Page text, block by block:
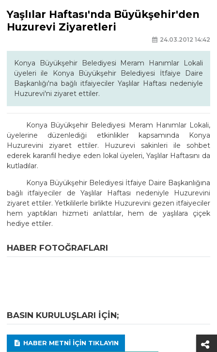
Yaşlılar Haftası'nda Büyükşehir'den
Huzurevi Ziyaretleri
24.03.2012 14:42
Konya Büyükşehir Belediyesi Meram Hanımlar Lokali
üyeleri ile Konya Büyükşehir Belediyesi İtfaiye Daire
Başkanlığı'na bağlı itfaiyeciler Yaşlılar Haftası nedeniyle
Huzurevi'ni ziyaret ettiler.
Konya Büyükşehir Belediyesi Meram Hanımlar Lokali,
üyelerine düzenlediği etkinlikler kapsamında Konya
Huzurevini ziyaret ettiler. Huzurevi sakinleri ile sohbet
ederek karanfil hediye eden lokal üyeleri, Yaşlılar Haftasını da
kutladılar.
Konya Büyükşehir Belediyesi İtfaiye Daire Başkanlığına
bağlı itfaiyeciler de Yaşlılar Haftası nedeniyle Huzurevini
ziyaret ettiler. Yetkililerle birlikte Huzurevini gezen itfaiyeciler
hem yaptıkları hizmeti anlattılar, hem de yaşlılara çiçek
hediye ettiler.
HABER FOTOĞRAFLARI
BASIN KURULUŞLARI IÇIN;
HABER METNI IÇIN TIKLAYIN